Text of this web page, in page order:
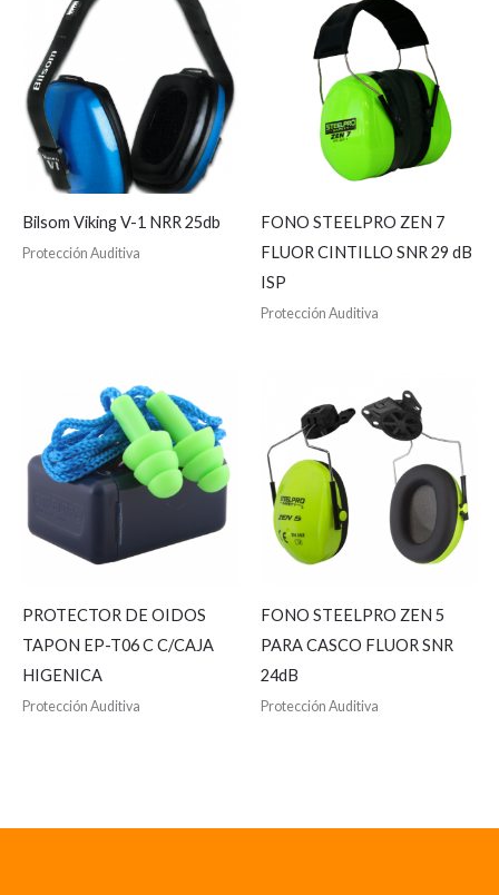
Bilsom Viking V-1 NRR 25db
Protección Auditiva
FONO STEELPRO ZEN 7
FLUOR CINTILLO SNR 29 dB
ISP
Protección Auditiva
PROTECTOR DE OIDOS
TAPON EP-T06 C C/CAJA
HIGENICA
Protección Auditiva
FONO STEELPRO ZEN 5
PARA CASCO FLUOR SNR
24dB
Protección Auditiva